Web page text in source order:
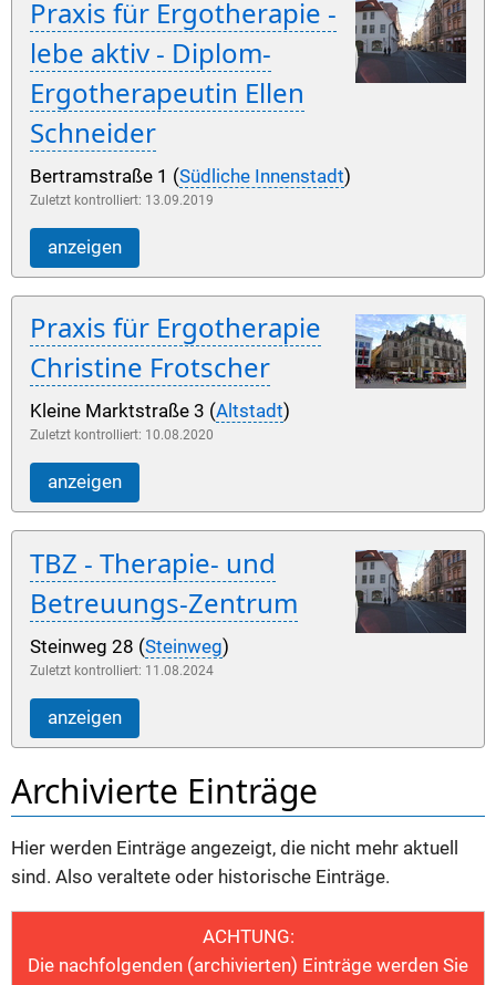
Praxis für Ergotherapie -
lebe aktiv - Diplom-
Ergotherapeutin Ellen
Schneider
Bertramstraße 1 (Südliche Innenstadt)
Zuletzt kontrolliert: 13.09.2019
anzeigen
Praxis für Ergotherapie
Christine Frotscher
Kleine Marktstraße 3 (Altstadt)
Zuletzt kontrolliert: 10.08.2020
anzeigen
TBZ - Therapie- und
Betreuungs-Zentrum
Steinweg 28 (Steinweg)
Zuletzt kontrolliert: 11.08.2024
anzeigen
Archivierte Einträge
Hier werden Einträge angezeigt, die nicht mehr aktuell
sind. Also veraltete oder historische Einträge.
ACHTUNG:
Die nachfolgenden (archivierten) Einträge werden Sie